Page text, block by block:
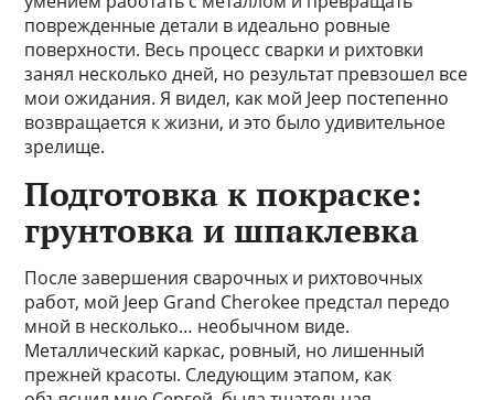
поврежденные детали в идеально ровные
поверхности. Весь процесс сварки и рихтовки
занял несколько дней, но результат превзошел все
мои ожидания. Я видел, как мой Jeep постепенно
возвращается к жизни, и это было удивительное
зрелище.
Подготовка к покраске:
грунтовка и шпаклевка
После завершения сварочных и рихтовочных
работ, мой Jeep Grand Cherokee предстал передо
мной в несколько… необычном виде.
Металлический каркас, ровный, но лишенный
прежней красоты. Следующим этапом, как